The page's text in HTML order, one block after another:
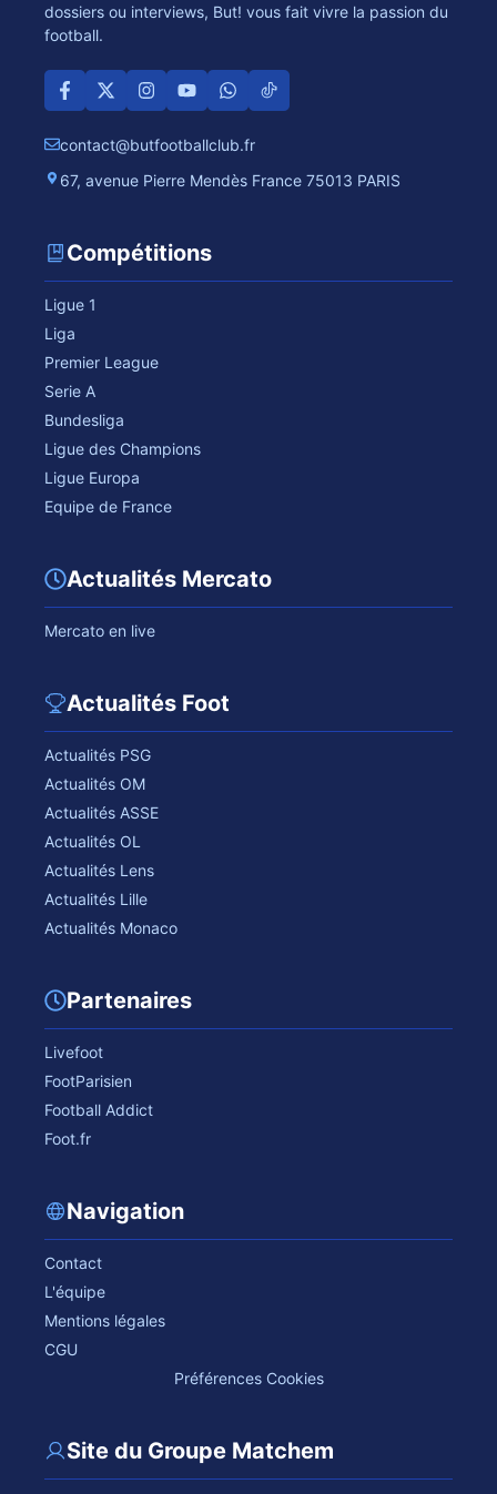
dossiers ou interviews, But! vous fait vivre la passion du
football.
contact@butfootballclub.fr
67, avenue Pierre Mendès France 75013 PARIS
Compétitions
Ligue 1
Liga
Premier League
Serie A
Bundesliga
Ligue des Champions
Ligue Europa
Equipe de France
Actualités Mercato
Mercato en live
Actualités Foot
Actualités PSG
Actualités OM
Actualités ASSE
Actualités OL
Actualités Lens
Actualités Lille
Actualités Monaco
Partenaires
Livefoot
FootParisien
Football Addict
Foot.fr
Navigation
Contact
L'équipe
Mentions légales
CGU
Préférences Cookies
Site du Groupe Matchem